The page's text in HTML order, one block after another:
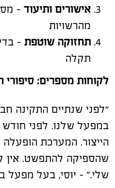
אישורים ותיעוד -
מהרשויות
תחזוקה שוטפת -
תקלה
לקוחות מספרים:
“לפני שנתיים התקינה
במפעל שלנו. לפני
הייצור. המערכת
שהספיקה להתפשט. אין
שלי.” - יוסי, בעל מפעל